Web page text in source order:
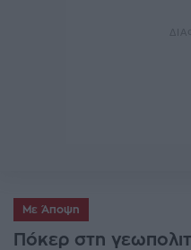
Με Άποψη
Πόκερ στη